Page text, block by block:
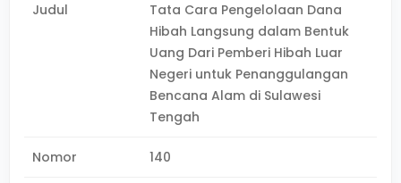
Judul
Tata Cara Pengelolaan Dana
Hibah Langsung dalam Bentuk
Uang Dari Pemberi Hibah Luar
Negeri untuk Penanggulangan
Bencana Alam di Sulawesi
Tengah
Nomor 140